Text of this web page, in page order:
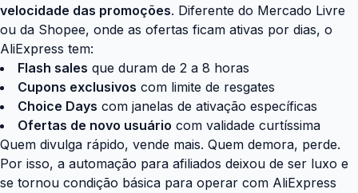
velocidade das promoções. Diferente do Mercado Livre
ou da Shopee, onde as ofertas ficam ativas por dias, o
AliExpress tem:
Flash sales que duram de 2 a 8 horas
Cupons exclusivos com limite de resgates
Choice Days com janelas de ativação específicas
Ofertas de novo usuário com validade curtíssima
Quem divulga rápido, vende mais. Quem demora, perde.
Por isso, a automação para afiliados deixou de ser luxo e
se tornou condição básica para operar com AliExpress